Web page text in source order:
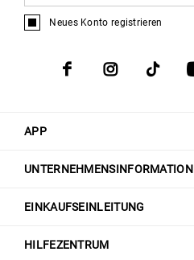
APP
UNTERNEHMENSINFORMATION
EINKAUFSEINLEITUNG
HILFEZENTRUM
Neues Konto registrieren